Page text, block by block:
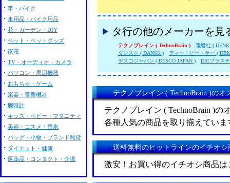
タ行の他のメーカーを見
テクノブレイン ( TechnoBrain )
電響社 (
ダンスク ( DANSK )
ディー・ビー・ケー (
デスコジャパン ( DESCO JAPAN )
DICプラス
テクノブレイン ( TechnoBrain )のオ
テクノブレイン ( TechnoBrain )の
各種人気の商品を取り揃えていま
送料無料のヒットラインのイチオシ
激安！お買い得のイチオシ商品
車・バイク
車用品・バイク用品
花・ガーデン・DIY
ペット・ペットグッズ
家電
TV・オーディオ・カメラ
パソコン・周辺機器
おもちゃ・ゲーム
楽器・音響機器
腕時計
キッズ・ベビー・マタニティ
美容・コスメ・香水
バッグ・小物・ブランド雑貨
ダイエット・健康
医薬品・コンタクト・介護